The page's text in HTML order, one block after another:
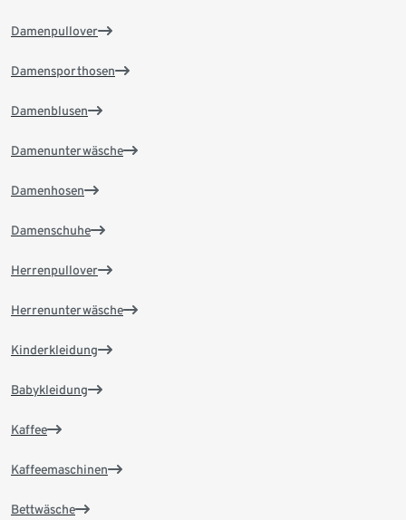
Damenpullover
Damensporthosen
Damenblusen
Damenunterwäsche
Damenhosen
Damenschuhe
Herrenpullover
Herrenunterwäsche
Kinderkleidung
Babykleidung
Kaffee
Kaffeemaschinen
Bettwäsche